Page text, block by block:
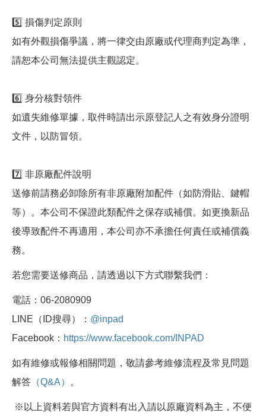
5️⃣ 損傷判定原則
如有外觀損傷爭議，將一律交由原廠或代理商判定為準，
請恕本公司無法提供主觀認定。
6️⃣ 身分核對領件
如遺失維修單據，取件時請出示原登記人之有效身分證明
文件，以防冒領。
7️⃣ 非原廠配件說明
送修前請務必卸除所有非原廠附加配件（如防滑貼、鍵帽
等）。本公司不保證此類配件之保存或補償。如更換新品
後導致配件不再適用，本公司亦不承擔任何責任或補償義
務。
若您需要送修商品，請透過以下方式聯繫我們：
電話：06-2080909
LINE（ID搜尋）： @inpad
Facebook： https://www.facebook.com/INPAD
如有維修或報修相關問題，敬請參考維修流程及常見問題
解答 （Q&A） 。
※以上資料若與官方資料有出入請以原廠資料為主，不便